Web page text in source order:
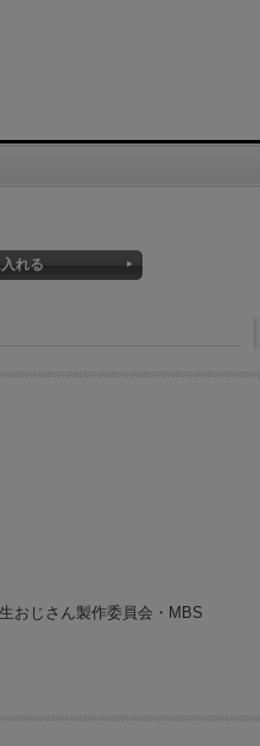
おじさん製作委員会・MBS